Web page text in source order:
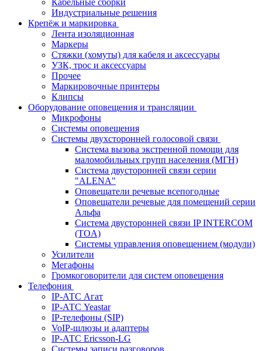
Кабельные сборки
Индустриальные решения
Крепёж и маркировка
Лента изоляционная
Маркеры
Стяжки (хомуты) для кабеля и аксессуары
УЗК, трос и аксессуары
Прочее
Маркировочные принтеры
Клипсы
Оборудование оповещения и трансляции
Микрофоны
Системы оповещения
Системы двухсторонней голосовой связи
Система вызова экстренной помощи для
маломобильных групп населения (МГН)
Система двусторонней связи серии
"ALENA"
Оповещатели речевые всепогодные
Оповещатели речевые для помещений серии
Альфа
Система двусторонней связи IP INTERCOM
(TOA)
Системы управления оповещением (модули)
Усилители
Мегафоны
Громкоговорители для систем оповещения
Телефония
IP-АТС Агат
IP-АТС Yeastar
IP-телефоны (SIP)
VoIP-шлюзы и адаптеры
IP-АТС Ericsson-LG
Системы записи разговоров